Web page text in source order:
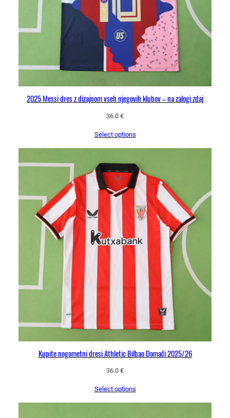
2025 Messi dres z dizajnom vseh njegovih klubov – na zalogi zdaj
36.0 €
Select options
Kupite nogometni dresi Athletic Bilbao Domači 2025/26
36.0 €
Select options